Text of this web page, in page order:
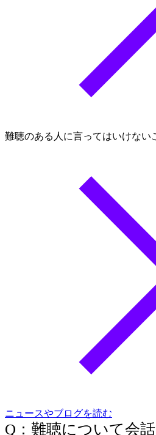
難聴のある人に言ってはいけない
ニュースやブログを読む
Q：難聴について会